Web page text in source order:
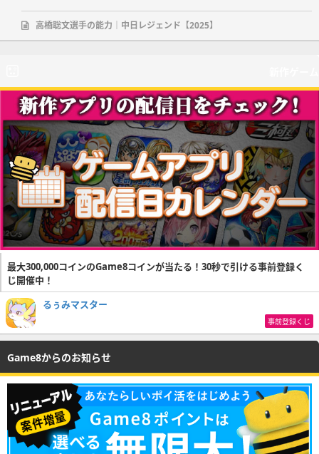
高橋聡文選手の能力｜中日レジェンド【2025】
最大300,000コインのGame8コインが当たる！30秒で引ける事前登録く
じ開催中！
るぅみマスター
事前登録くじ
Game8からのお知らせ